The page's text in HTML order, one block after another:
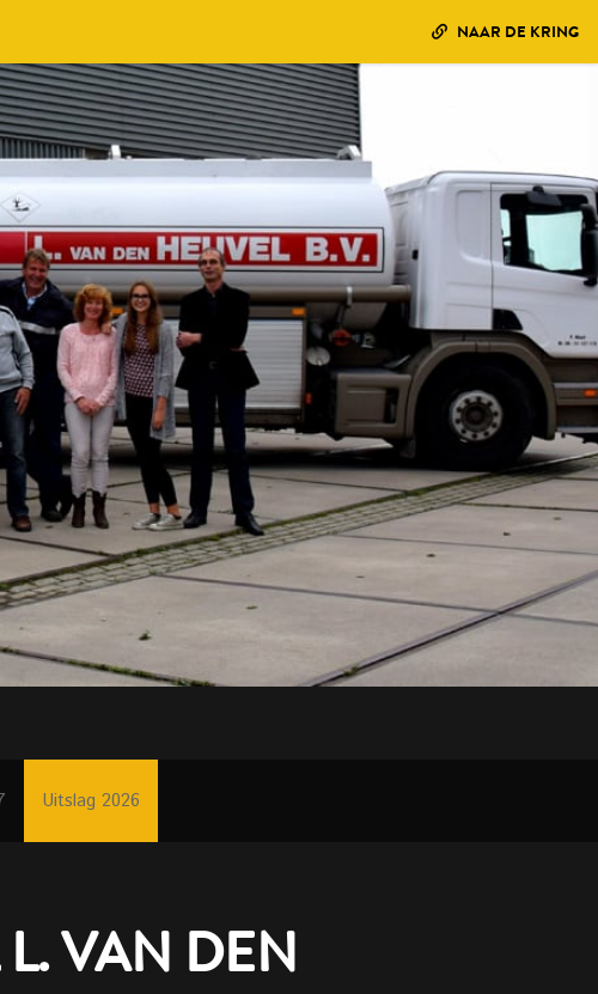
NAAR DE KRING
Uitslag 2026
VAN DEN